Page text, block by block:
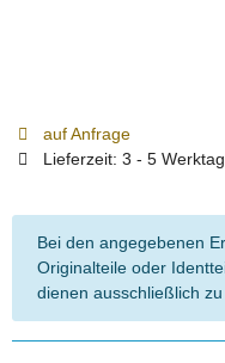
auf Anfrage
Lieferzeit: 3 - 5
Bei den angegebenen
Originalteile oder
dienen ausschließlich zu